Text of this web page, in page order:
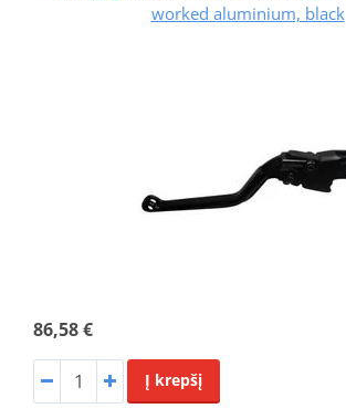
worked aluminium, black
86,58 €
Į krepšį